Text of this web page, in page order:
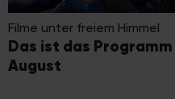
Filme unter freiem Himmel
Das ist das
August